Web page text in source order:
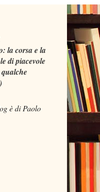
la corsa e la
di piacevole
è di Paolo